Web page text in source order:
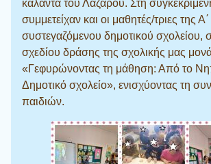
κάλαντα του Λαζάρου. Στη
συμμετείχαν και οι μαθητές/τριες της
συστεγαζόμενου δημοτικού σχολείου,
σχεδίου δράσης της σχολικής μας
«Γεφυρώνοντας τη μάθηση: Από το
Δημοτικό σχολείο», ενισχύοντας τη
παιδιών.